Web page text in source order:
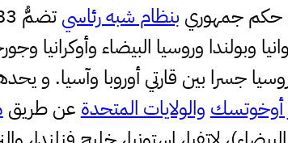
حكم جمهوري بنظام شبه رئاسيتضمُّ 83
وبولندا وروسيا البيضاء
جسرا بين قارتي أوروبا وآسيا. و
أوخوتسك والولايات المتحدة عن طريق